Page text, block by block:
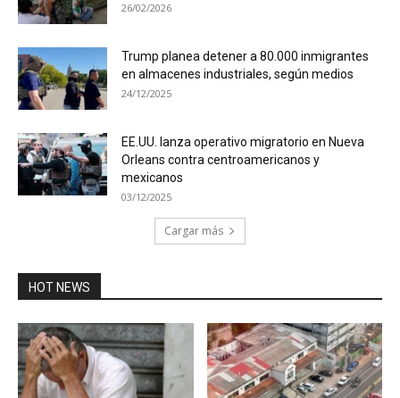
26/02/2026
Trump planea detener a 80.000 inmigrantes
en almacenes industriales, según medios
24/12/2025
EE.UU. lanza operativo migratorio en Nueva
Orleans contra centroamericanos y
mexicanos
03/12/2025
Cargar más
HOT NEWS